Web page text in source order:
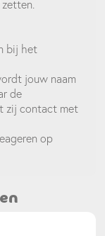
zetten.
bij het
jouw naam
de
zij contact met
op